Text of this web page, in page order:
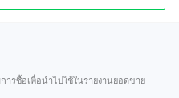
ารซื้อเพื่อนำไปใช้ในรายงานยอดขาย